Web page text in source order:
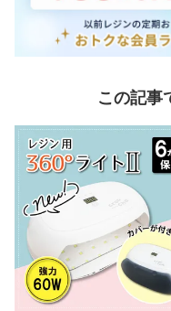
この記事